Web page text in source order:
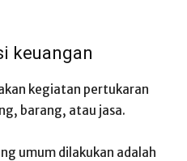
keuangan
kegiatan pertukaran
barang, atau jasa.
umum dilakukan adalah